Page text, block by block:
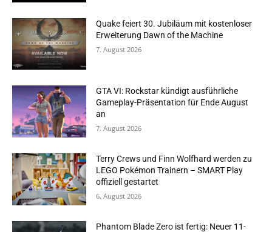
Quake feiert 30. Jubiläum mit kostenloser
Erweiterung Dawn of the Machine
7. August 2026
GTA VI: Rockstar kündigt ausführliche
Gameplay-Präsentation für Ende August
an
7. August 2026
Terry Crews und Finn Wolfhard werden zu
LEGO Pokémon Trainern – SMART Play
offiziell gestartet
6. August 2026
Phantom Blade Zero ist fertig: Neuer 11-